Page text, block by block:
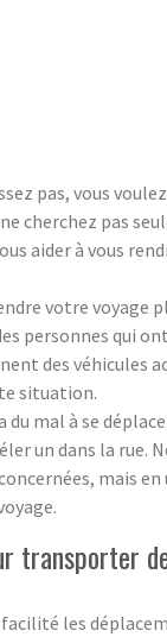
pas, vous
cherchez pas
aider à vous
votre voyage
personnes qui
des véhicules
situation.
du mal à se
un dans la rue.
mais
transporter
facilité les